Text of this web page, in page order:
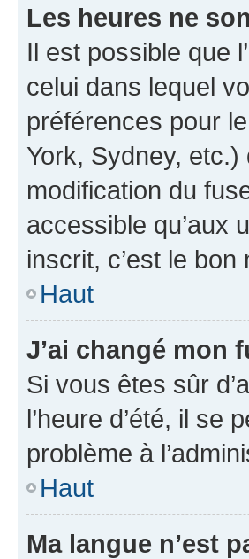
Les heures ne
Il est possible que
celui dans lequel
préférences pour
York, Sydney, etc.)
modification du
accessible qu’aux
inscrit, c’est le
Haut
J’ai changé mon
Si vous êtes sûr
l’heure d’été, il se
problème à
Haut
Ma langue n’est